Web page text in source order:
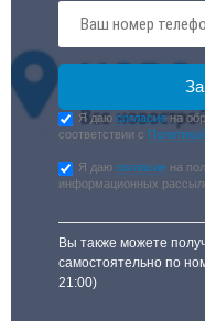
Я даюсогласие на
соответствии с
Я даюсогласие на
информационных
Вы также можете
самостоятельно по
21:00)